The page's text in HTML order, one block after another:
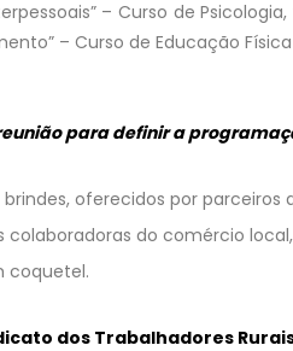
– Curso de
– Curso de Educação
para definir a
oferecidos por parceiros
do comércio local,
coquetel.
dos Trabalhadores